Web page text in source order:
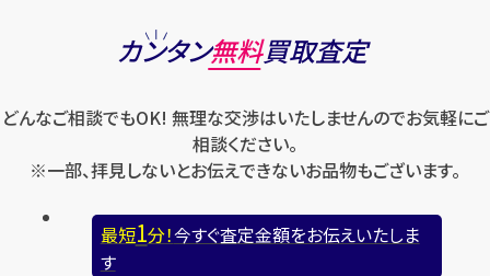
カンタン無料買取査定
どんなご相談でもOK! 無理な交渉はいたしませんのでお気軽にご
相談ください。
※一部、拝見しないとお伝えできないお品物もございます。
最短1分！今すぐ査定金額をお伝えいたしま
す